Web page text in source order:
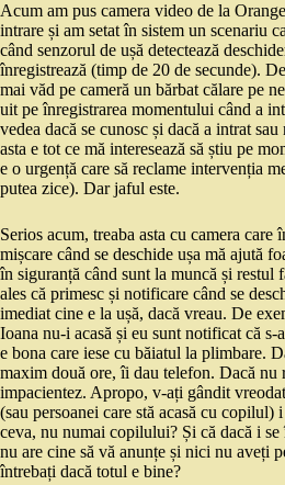
Acum am pus camera video de la
intrare și am setat în sistem un scenariu
când senzorul de ușă detectează
înregistrează (timp de 20 de secunde).
mai văd pe cameră un bărbat călare pe
uit pe înregistrarea momentului când a
vedea dacă se cunosc și dacă a intrat
asta e tot ce mă interesează să știu pe
e o urgență care să reclame intervenția
putea zice). Dar jaful este.
Serios acum, treaba asta cu camera care
mișcare când se deschide ușa mă ajută
în siguranță când sunt la muncă și restul
ales că primesc și notificare când se
imediat cine e la ușă, dacă vreau. De
Ioana nu-i acasă și eu sunt notificat că s-
e bona care iese cu băiatul la plimbare.
maxim două ore, îi dau telefon. Dacă nu
impacientez. Apropo, v-ați gândit
(sau persoanei care stă acasă cu copilul)
ceva, nu numai copilului? Și că dacă i
nu are cine să vă anunțe și nici nu aveți
întrebați dacă totul e bine?